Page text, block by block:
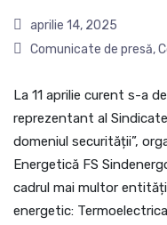
aprilie 14, 2025
Comunicate de presă,
La 11 aprilie curent s-a
reprezentant al
domeniul securității”,
Energetică FS
cadrul mai multor
energetic: